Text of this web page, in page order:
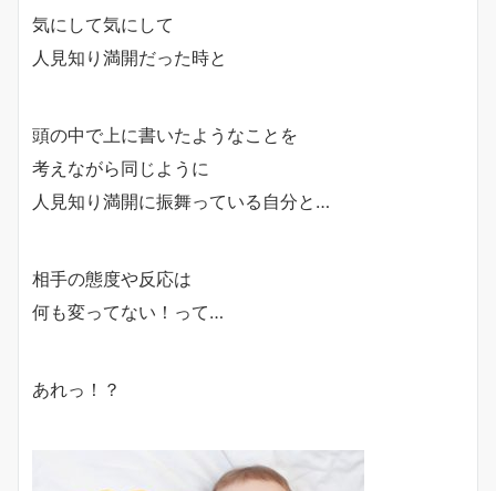
気にして気にして
人見知り満開だった時と
頭の中で上に書いたようなことを
考えながら同じように
人見知り満開に振舞っている自分と…
相手の態度や反応は
何も変ってない！ って…
あれっ！？